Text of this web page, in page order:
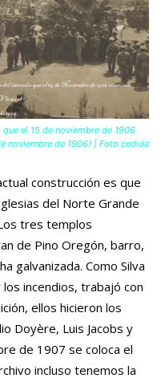
el 15 de noviembre de 1906
noviembre de 1906) | Foto cedida
construcción es que
del Norte Grande
tres templos
de Pino Oregón, barro,
galvanizada. Como Silva
incendios, trabajó con
ellos hicieron los
Doyère, Luis Jacobs y
de 1907 se coloca el
incluso tenemos la